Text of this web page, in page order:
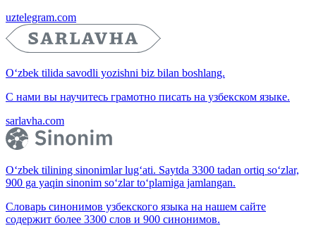
uztelegram.com
O‘zbek tilida savodli yozishni biz bilan boshlang.
С нами вы научитесь грамотно писать на узбекском языке.
sarlavha.com
O‘zbek tilining sinonimlar lug‘ati. Saytda 3300 tadan ortiq so‘zlar,
900 ga yaqin sinonim so‘zlar to‘plamiga jamlangan.
Словарь синонимов узбекского языка на нашем сайте
содержит более 3300 слов и 900 синонимов.